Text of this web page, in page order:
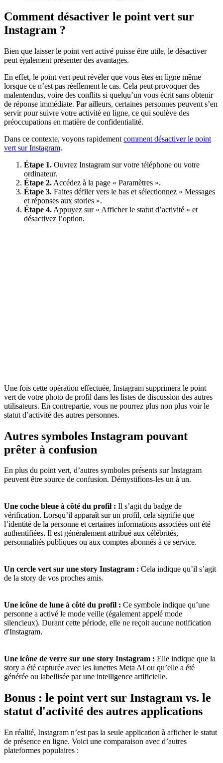
Comment désactiver le point vert sur
Instagram ?
Bien que laisser le point vert activé puisse être utile, le désactiver
peut également présenter des avantages.
En effet, le point vert peut révéler que vous êtes en ligne même
lorsque ce n’est pas réellement le cas. Cela peut provoquer des
malentendus, voire des conflits si quelqu’un vous écrit sans obtenir
de réponse immédiate. Par ailleurs, certaines personnes peuvent s’en
servir pour suivre votre activité en ligne, ce qui soulève des
préoccupations en matière de confidentialité.
Dans ce contexte, voyons rapidement comment désactiver le point
vert sur Instagram.
Étape 1. Ouvrez Instagram sur votre téléphone ou votre
ordinateur.
Étape 2. Accédez à la page « Paramètres ».
Étape 3. Faites défiler vers le bas et sélectionnez « Messages
et réponses aux stories ».
Étape 4. Appuyez sur « Afficher le statut d’activité » et
désactivez l’option.
Une fois cette opération effectuée, Instagram supprimera le point
vert de votre photo de profil dans les listes de discussion des autres
utilisateurs. En contrepartie, vous ne pourrez plus non plus voir le
statut d’activité des autres personnes.
Autres symboles Instagram pouvant
prêter à confusion
En plus du point vert, d’autres symboles présents sur Instagram
peuvent être source de confusion. Démystifions-les un à un.
Une coche bleue à côté du profil : Il s’agit du badge de
vérification. Lorsqu’il apparaît sur un profil, cela signifie que
l’identité de la personne et certaines informations associées ont été
authentifiées. Il est généralement attribué aux célébrités,
personnalités publiques ou aux comptes abonnés à ce service.
Un cercle vert sur une story Instagram : Cela indique qu’il s’agit
de la story de vos proches amis.
Une icône de lune à côté du profil : Ce symbole indique qu’une
personne a activé le mode veille (également appelé mode
silencieux). Durant cette période, elle ne reçoit aucune notification
d'Instagram.
Une icône de verre sur une story Instagram : Elle indique que la
story a été capturée avec les lunettes Meta AI ou qu’elle a été
générée ou labellisée par une intelligence artificielle.
Bonus : le point vert sur Instagram vs. le
statut d'activité des autres applications
En réalité, Instagram n’est pas la seule application à afficher le statut
de présence en ligne. Voici une comparaison avec d’autres
plateformes populaires :